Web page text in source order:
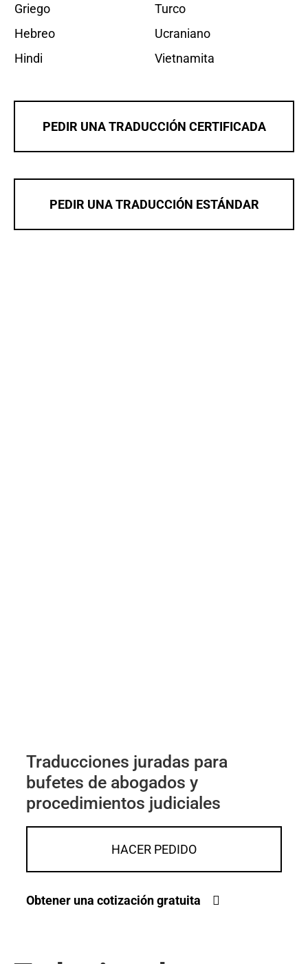
Griego
Hebreo
Hindi
Turco
Ucraniano
Vietnamita
PEDIR UNA TRADUCCIÓN CERTIFICADA
PEDIR UNA TRADUCCIÓN ESTÁNDAR
Traducciones juradas para
bufetes de abogados y
procedimientos judiciales
HACER PEDIDO
Obtener una cotización gratuita